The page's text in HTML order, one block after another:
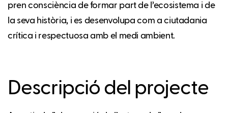
pren consciència de formar part de l’ecosistema i de
la seva història, i es desenvolupa com a ciutadania
crítica i respectuosa amb el medi ambient.
Descripció del projecte